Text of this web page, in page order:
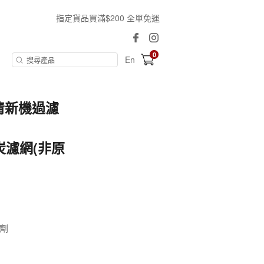
指定貨品買滿$200 全單免運
En 0
機過濾
網(非原